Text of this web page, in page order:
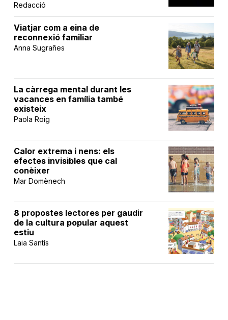
Redacció
Viatjar com a eina de
reconnexió familiar
Anna Sugrañes
La càrrega mental durant les
vacances en família també
existeix
Paola Roig
Calor extrema i nens: els
efectes invisibles que cal
conèixer
Mar Domènech
8 propostes lectores per gaudir
de la cultura popular aquest
estiu
Laia Santís